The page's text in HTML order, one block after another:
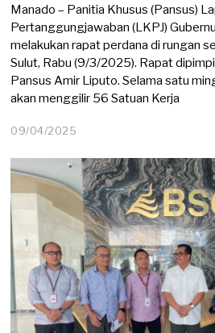
Manado – Panitia Khusus (Pansus)
Pertanggungjawaban (LKPJ)
melakukan rapat perdana di rungan
Sulut, Rabu (9/3/2025). Rapat
Pansus Amir Liputo. Selama satu
akan menggilir 56 Satuan Kerja
09/04/2025
/
0
4
/
2
0
5